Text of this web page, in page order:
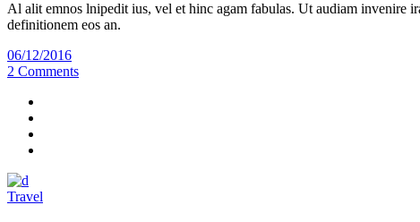
Al alit emnos lnipedit ius, vel et hinc agam fabulas. Ut audiam invenire
definitionem eos an.
06/12/2016
2 Comments
Travel